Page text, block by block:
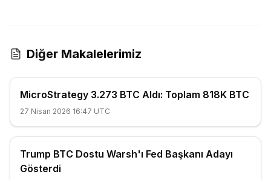
Diğer Makalelerimiz
MicroStrategy 3.273 BTC Aldı: Toplam 818K BTC
27 Nisan 2026 16:47 UTC
Trump BTC Dostu Warsh'ı Fed Başkanı Adayı
Gösterdi